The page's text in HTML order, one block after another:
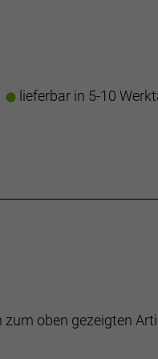
lieferbar in 5-10
oben gezeigten